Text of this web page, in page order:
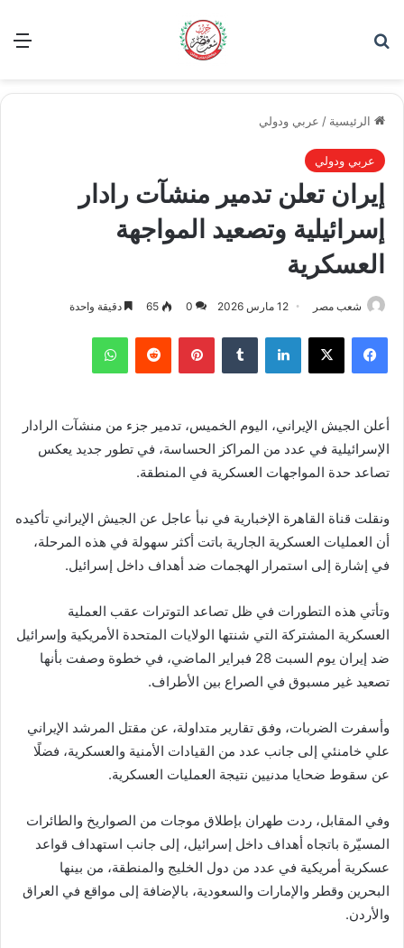
الرئيسية / عربي ودولي
عربي ودولي
إيران تعلن تدمير منشآت رادار
إسرائيلية وتصعيد المواجهة
العسكرية
شعب مصر 12 مارس 2026 0
65 دقيقة واحدة
فيسبوك ‫X لينكدإن بينتيريست واتساب
أعلن الجيش الإيراني، اليوم الخميس، تدمير جزء من منشآت الرادار
الإسرائيلية في عدد من المراكز الحساسة، في تطور جديد يعكس
تصاعد حدة المواجهات العسكرية في المنطقة.
ونقلت قناة القاهرة الإخبارية في نبأ عاجل عن الجيش الإيراني تأكيده
أن العمليات العسكرية الجارية باتت أكثر سهولة في هذه المرحلة،
في إشارة إلى استمرار الهجمات ضد أهداف داخل إسرائيل.
وتأتي هذه التطورات في ظل تصاعد التوترات عقب العملية
العسكرية المشتركة التي شنتها الولايات المتحدة الأمريكية وإسرائيل
ضد إيران يوم السبت 28 فبراير الماضي، في خطوة وصفت بأنها
تصعيد غير مسبوق في الصراع بين الأطراف.
وأسفرت الضربات، وفق تقارير متداولة، عن مقتل المرشد الإيراني
علي خامنئي إلى جانب عدد من القيادات الأمنية والعسكرية، فضلًا
عن سقوط ضحايا مدنيين نتيجة العمليات العسكرية.
وفي المقابل، ردت طهران بإطلاق موجات من الصواريخ والطائرات
المسيّرة باتجاه أهداف داخل إسرائيل، إلى جانب استهداف قواعد
عسكرية أمريكية في عدد من دول الخليج والمنطقة، من بينها
البحرين وقطر والإمارات والسعودية، بالإضافة إلى مواقع في العراق
والأردن.